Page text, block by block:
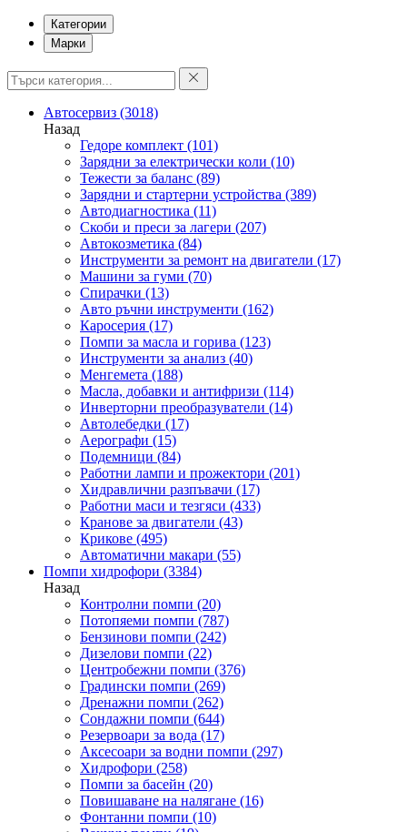
Категории
Марки
Автосервиз (3018)
Назад
Гедоре комплект (101)
Зарядни за електрически коли (10)
Тежести за баланс (89)
Зарядни и стартерни устройства (389)
Автодиагностика (11)
Скоби и преси за лагери (207)
Автокозметика (84)
Инструменти за ремонт на двигатели (17)
Машини за гуми (70)
Спирачки (13)
Авто ръчни инструменти (162)
Каросерия (17)
Помпи за масла и горива (123)
Инструменти за анализ (40)
Менгемета (188)
Масла, добавки и антифризи (114)
Инверторни преобразуватели (14)
Автолебедки (17)
Аерографи (15)
Подемници (84)
Работни лампи и прожектори (201)
Хидравлични разпъвачи (17)
Работни маси и тезгяси (433)
Кранове за двигатели (43)
Крикове (495)
Автоматични макари (55)
Помпи хидрофори (3384)
Назад
Контролни помпи (20)
Потопяеми помпи (787)
Бензинови помпи (242)
Дизелови помпи (22)
Центробежни помпи (376)
Градински помпи (269)
Дренажни помпи (262)
Сондажни помпи (644)
Резервоари за вода (17)
Аксесоари за водни помпи (297)
Хидрофори (258)
Помпи за басейн (20)
Повишаване на налягане (16)
Фонтанни помпи (10)